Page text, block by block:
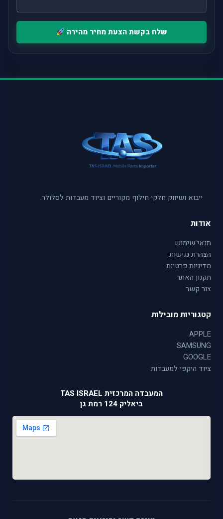
שלח בקשת הצעת מחיר מהירה
ייבוא ושיווק חלקי חילוף מקוריים וציוד מעבדות לסלולר.
אודות
תנאי שימוש
הצהרת נגישות
מדיניות פרטיות
תקנון האתר
צור קשר
קטגוריות מובילות
APPLE
SAMSUNG
GOOGLE
ציוד היקפי למעבדות
המעבדה המרכזית TAS ISRAEL
ביאליק 124 רמת גן